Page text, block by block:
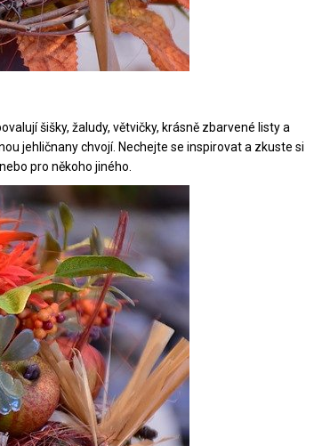
šišky, žaludy, větvičky, krásně zbarvené listy a
jehličnany chvojí. Nechejte se inspirovat a zkuste si
pro někoho jiného.